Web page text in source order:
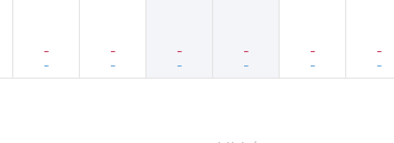
-
-
-
-
-
-
-
-
-
-
-
-